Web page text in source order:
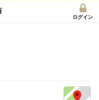
ログイン